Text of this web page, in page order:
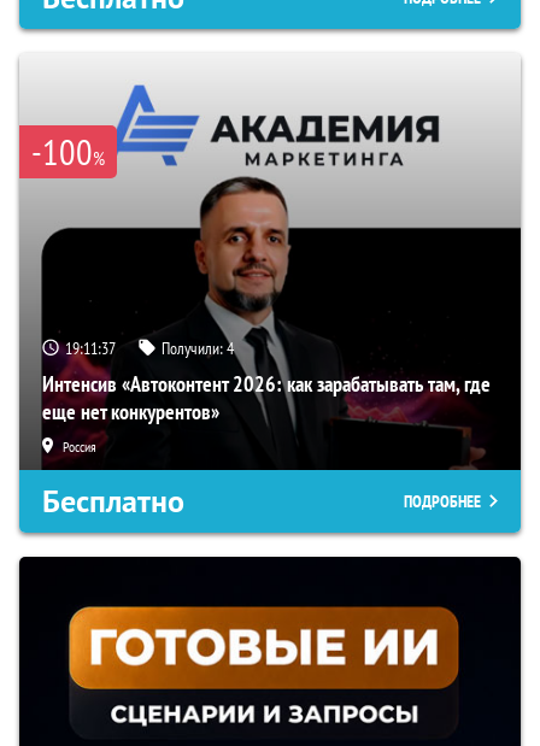
-100%
19:11:36 Получили:4
Интенсив «Автоконтент 2026: как зарабатывать там, где
еще нет конкурентов»
Россия
Бесплатно ПОДРОБНЕЕ